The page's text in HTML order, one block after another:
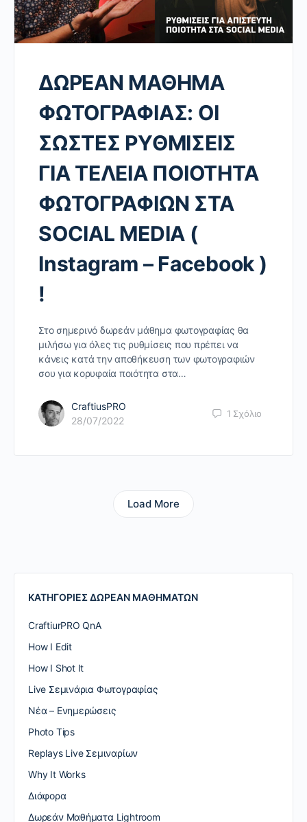
ΔΩΡΕΑΝ ΜΑΘΗΜΑ
ΦΩΤΟΓΡΑΦΙΑΣ: ΟΙ
ΣΩΣΤΕΣ ΡΥΘΜΙΣΕΙΣ
ΓΙΑ ΤΕΛΕΙΑ ΠΟΙΟΤΗΤΑ
ΦΩΤΟΓΡΑΦΙΩΝ ΣΤΑ
SOCIAL MEDIA (
Instagram – Facebook )
!
Στο σημερινό δωρεάν μάθημα φωτογραφίας θα
μιλήσω για όλες τις ρυθμίσεις που πρέπει να
κάνεις κατά την αποθήκευση των φωτογραφιών
σου για κορυφαία ποιότητα στα…
CraftiusPRO
28/07/2022
1 Σχόλιο
Load More
ΚΑΤΗΓΟΡΙΕΣ ΔΩΡΕΑΝ ΜΑΘΗΜΑΤΩΝ
CraftiurPRO QnA
How I Edit
How I Shot It
Live Σεμινάρια Φωτογραφίας
Nέα – Ενημερώσεις
Photo Tips
Replays Live Σεμιναρίων
Why It Works
Διάφορα
Δωρεάν Μαθήματα Lightroom